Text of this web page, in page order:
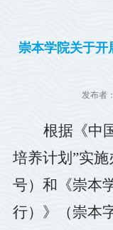
崇本学院关于开
发布者
根据《中
培养计划 ”实施
号）和《崇本
行）》（崇本